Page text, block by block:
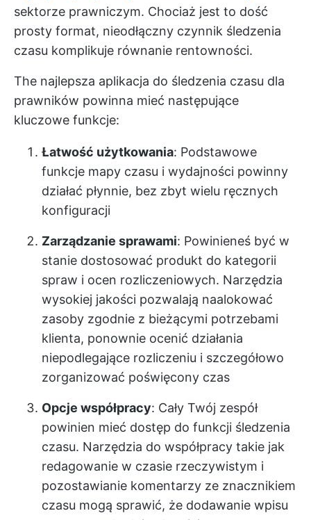
sektorze prawniczym. Chociaż jest to dość
prosty format, nieodłączny czynnik śledzenia
czasu komplikuje równanie rentowności.
The najlepsza aplikacja do śledzenia czasu dla
prawników powinna mieć następujące
kluczowe funkcje:
Łatwość użytkowania: Podstawowe
funkcje mapy czasu i wydajności powinny
działać płynnie, bez zbyt wielu ręcznych
konfiguracji
Zarządzanie sprawami: Powinieneś być w
stanie dostosować produkt do kategorii
spraw i ocen rozliczeniowych. Narzędzia
wysokiej jakości pozwalają naalokować
zasoby zgodnie z bieżącymi potrzebami
klienta, ponownie ocenić działania
niepodlegające rozliczeniu i szczegółowo
zorganizować poświęcony czas
Opcje współpracy: Cały Twój zespół
powinien mieć dostęp do funkcji śledzenia
czasu. Narzędzia do współpracy takie jak
redagowanie w czasie rzeczywistym i
pozostawianie komentarzy ze znacznikiem
czasu mogą sprawić, że dodawanie wpisu